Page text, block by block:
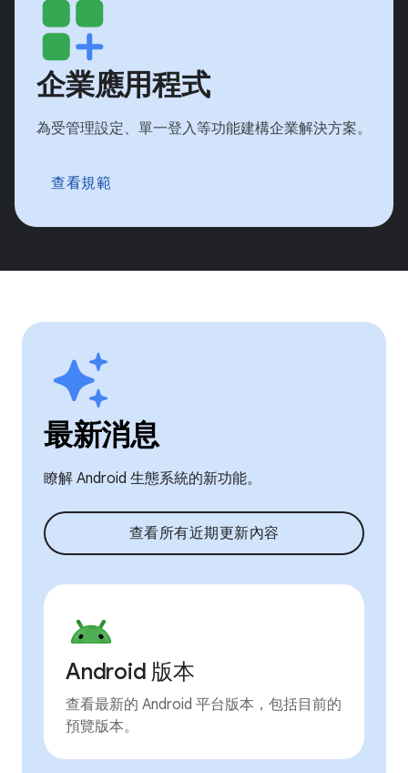
企業應用程式
為受管理設定、單一登入等功能建構企業解決方案。
查看規範
最新消息
瞭解 Android 生態系統的新功能。
查看所有近期更新內容
Android 版本
查看最新的 Android 平台版本，包括目前的
預覽版本。